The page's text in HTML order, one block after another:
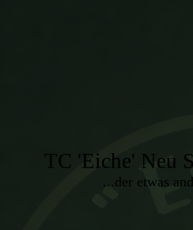
TC 'Eiche' Neu
...der etwas